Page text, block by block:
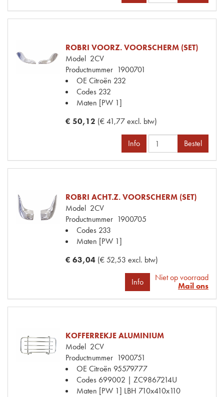
ROBRI VOORZ. VOORSCHERM (SET)
Model 2CV
Productnummer 1900701
OE Citroën 232
Codes 232
Maten [PW 1]
€ 50,12 (€ 41,77 excl. btw)
Info Bestel
ROBRI ACHT.Z. VOORSCHERM (SET)
Model 2CV
Productnummer 1900705
Codes 233
Maten [PW 1]
€ 63,04 (€ 52,53 excl. btw)
Info
Niet op voorraad
Mail ons
KOFFERREKJE ALUMINIUM
Model 2CV
Productnummer 1900751
OE Citroën 95579777
Codes 699002 | ZC9867214U
Maten [PW 1] LBH 710x410x110